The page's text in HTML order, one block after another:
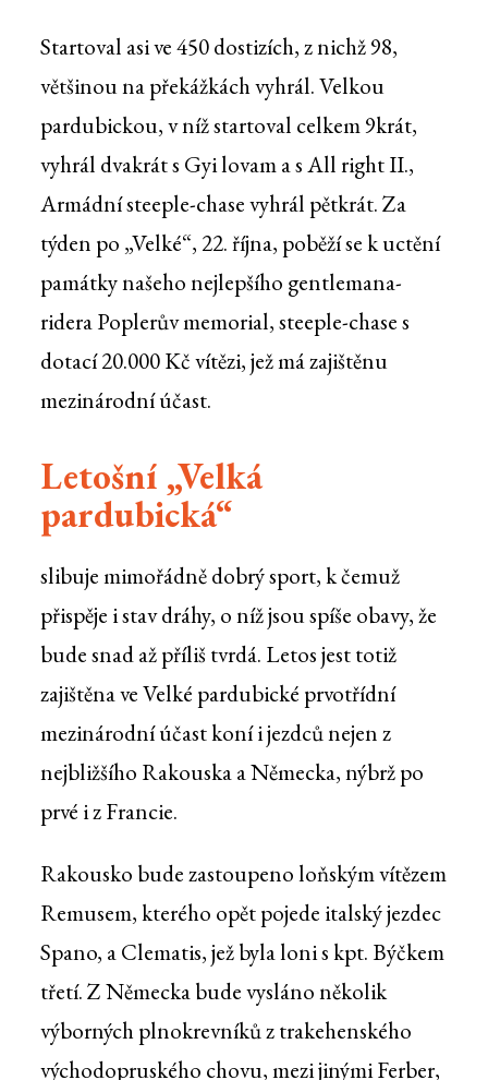
Startoval asi ve 450 dostizích, z nichž 98,
většinou na překážkách vyhrál. Velkou
pardubickou, v níž startoval celkem 9krát,
vyhrál dvakrát s Gyi lovam a s All right II.,
Armádní steeple-chase vyhrál pětkrát. Za
týden po „Velké“, 22. října, poběží se k uctění
památky našeho nejlepšího gentlemana-
ridera Poplerův memorial, steeple-chase s
dotací 20.000 Kč vítězi, jež má zajištěnu
mezinárodní účast.
Letošní „Velká
pardubická“
slibuje mimořádně dobrý sport, k čemuž
přispěje i stav dráhy, o níž jsou spíše obavy, že
bude snad až příliš tvrdá. Letos jest totiž
zajištěna ve Velké pardubické prvotřídní
mezinárodní účast koní i jezdců nejen z
nejbližšího Rakouska a Německa, nýbrž po
prvé i z Francie.
Rakousko bude zastoupeno loňským vítězem
Remusem, kterého opět pojede italský jezdec
Spano, a Clematis, jež byla loni s kpt. Býčkem
třetí. Z Německa bude vysláno několik
výborných plnokrevníků z trakehenského
východopruského chovu, mezi jinými Ferber,